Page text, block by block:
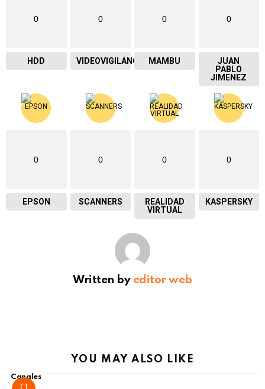
0
HDD
0
VIDEOVIGILANCIA
0
MAMBU
0
JUAN
PABLO
JIMENEZ
0
EPSON
0
SCANNERS
0
REALIDAD
VIRTUAL
0
KASPERSKY
Written by editor web
YOU MAY ALSO LIKE
Canales